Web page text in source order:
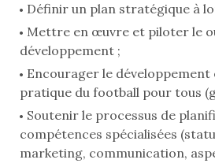
Définir un plan stratégique à
Mettre en œuvre et piloter le
développement ;
Encourager le
pratique du football pour tous
Soutenir le processus de
compétences spécialisées
marketing, communication,